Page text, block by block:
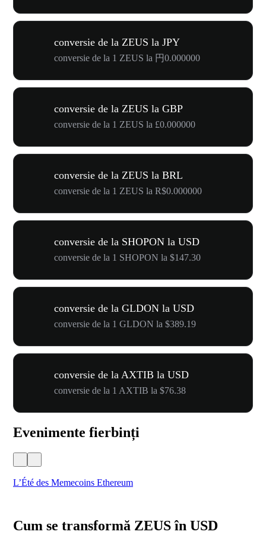
conversie de la ZEUS la JPY
conversie de la 1 ZEUS la 円0.000000
conversie de la ZEUS la GBP
conversie de la 1 ZEUS la £0.000000
conversie de la ZEUS la BRL
conversie de la 1 ZEUS la R$0.000000
conversie de la SHOPON la USD
conversie de la 1 SHOPON la $147.30
conversie de la GLDON la USD
conversie de la 1 GLDON la $389.19
conversie de la AXTIB la USD
conversie de la 1 AXTIB la $76.38
Evenimente fierbinți
L’Été des Memecoins Ethereum
Cum se transformă ZEUS în USD